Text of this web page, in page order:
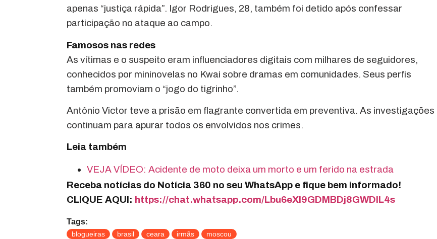
apenas “justiça rápida”. Igor Rodrigues, 28, também foi detido após confessar
participação no ataque ao campo.
Famosos nas redes
As vítimas e o suspeito eram influenciadores digitais com milhares de seguidores,
conhecidos por mininovelas no Kwai sobre dramas em comunidades. Seus perfis
também promoviam o “jogo do tigrinho”.
Antônio Victor teve a prisão em flagrante convertida em preventiva. As investigações
continuam para apurar todos os envolvidos nos crimes.
Leia também
VEJA VÍDEO: Acidente de moto deixa um morto e um ferido na estrada
Receba notícias do Notícia 360 no seu WhatsApp e fique bem informado!
CLIQUE AQUI: https://chat.whatsapp.com/Lbu6eXI9GDMBDj8GWDIL4s
Tags:
blogueiras brasil ceara irmãs moscou